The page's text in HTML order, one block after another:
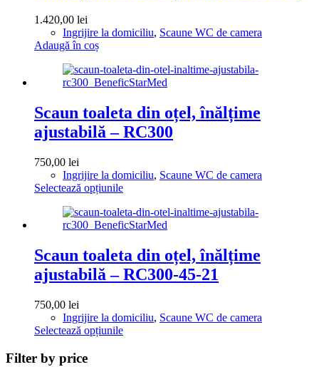
1.420,00 lei
Ingrijire la domiciliu, Scaune WC de camera
Adaugă în coș
Scaun toaleta din oțel, înălțime
ajustabilă – RC300
750,00 lei
Ingrijire la domiciliu, Scaune WC de camera
Selectează opțiunileAcest
are
mai
variații.
Opțiunile
pot
în
pagina
Scaun toaleta din oțel, înălțime
ajustabilă – RC300-45-21
750,00 lei
Ingrijire la domiciliu, Scaune WC de camera
Selectează opțiunileAcest
Filter by price